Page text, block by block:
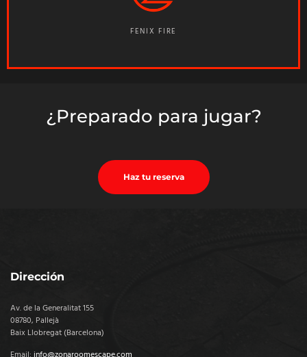
FENIX FIRE
¿Preparado para jugar?
Haz tu reserva
Dirección
Av. de la Generalitat 155
08780, Pallejà
Baix Llobregat (Barcelona)